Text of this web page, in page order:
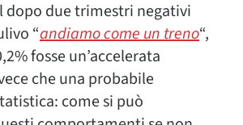
dopo due trimestri negativi
“andiamo come un treno“,
fosse un’accelerata
che una probabile
come si può